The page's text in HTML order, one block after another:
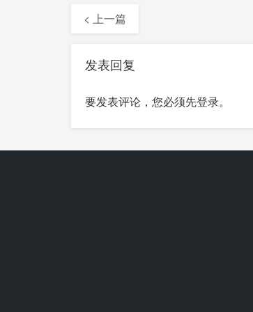
< 上一篇
发表回复
要发表评论，您必须先登录。